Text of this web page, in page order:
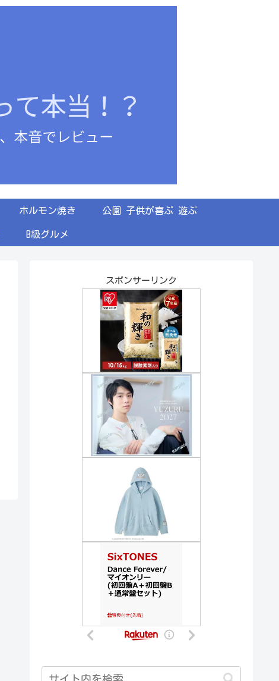
ホルモン焼き 公園 子供が喜ぶ 遊ぶ
B級グルメ
スポンサーリンク